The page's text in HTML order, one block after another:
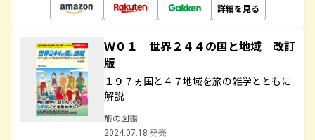
詳細を見る
Ｗ０１ 世界２４４の国と地域 改訂
版
１９７ヵ国と４７地域を旅の雑学とともに
解説
旅の図鑑
2024.07.18 発売